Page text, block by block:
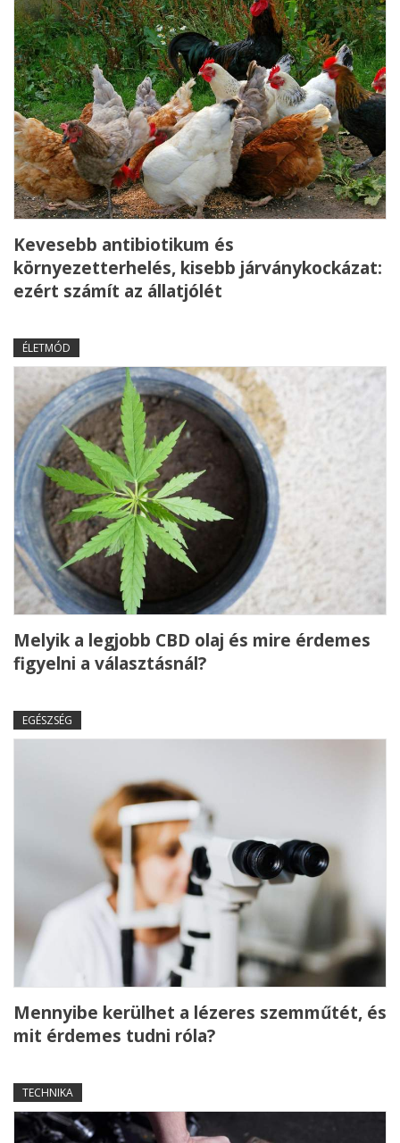
Kevesebb antibiotikum és
környezetterhelés, kisebb járványkockázat:
ezért számít az állatjólét
ÉLETMÓD
Melyik a legjobb CBD olaj és mire érdemes
figyelni a választásnál?
EGÉSZSÉG
Mennyibe kerülhet a lézeres szemműtét, és
mit érdemes tudni róla?
TECHNIKA